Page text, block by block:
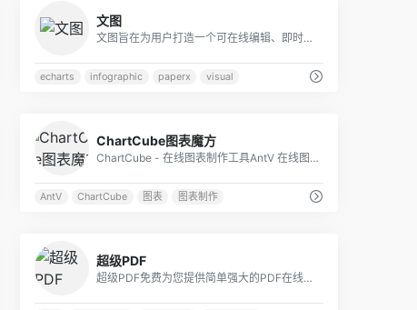
文图
文图旨在为用户打造一个可在线编辑、即时生成数据报告的工具，预设有海量的模板和配色方案，可用作大数据分析可视化，业务报表生成，日常工作报告等等
echarts infographic paperx visual
ChartCube图表魔方
ChartCube - 在线图表制作工具AntV 在线图表制作工具 拖拽之间快速搞定图表制作
AntV ChartCube 图表 图表制作
超级PDF
超级PDF免费为您提供简单强大的PDF在线处理工具，文件3小时自动删除